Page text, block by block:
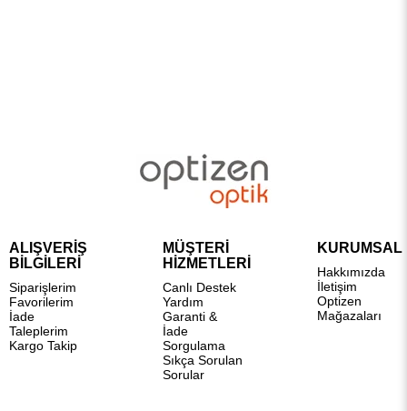
ALIŞVERİŞ
BİLGİLERİ
Siparişlerim
Favorilerim
İade
Taleplerim
Kargo Takip
MÜŞTERİ
HİZMETLERİ
Canlı Destek
Yardım
Garanti &
İade
Sorgulama
Sıkça Sorulan
Sorular
KURUMSAL
Hakkımızda
İletişim
Optizen
Mağazaları